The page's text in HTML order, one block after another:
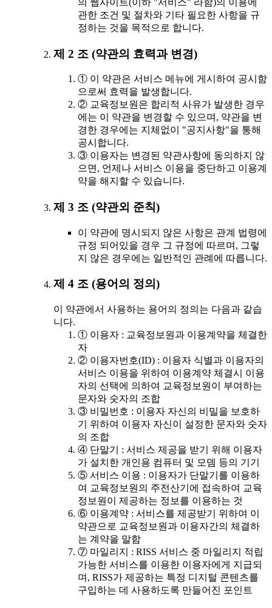
관한 조건 및 절차와 기타 필요한 사항을 규
정하는 것을 목적으로 합니다.
제 2 조 (약관의 효력과 변경)
① 이 약관은 서비스 메뉴에 게시하여 공시함
으로써 효력을 발생합니다.
② 교육정보원은 합리적 사유가 발생한 경우
에는 이 약관을 변경할 수 있으며, 약관을 변
경한 경우에는 지체없이 "공지사항"을 통해
공시합니다.
③ 이용자는 변경된 약관사항에 동의하지 않
으면, 언제나 서비스 이용을 중단하고 이용계
약을 해지할 수 있습니다.
제 3 조 (약관외 준칙)
이 약관에 명시되지 않은 사항은 관계 법령에
규정 되어있을 경우 그 규정에 따르며, 그렇
지 않은 경우에는 일반적인 관례에 따릅니다.
제 4 조 (용어의 정의)
이 약관에서 사용하는 용어의 정의는 다음과 같습
니다.
① 이용자 : 교육정보원과 이용계약을 체결한
자
② 이용자번호(ID) : 이용자 식별과 이용자의
서비스 이용을 위하여 이용계약 체결시 이용
자의 선택에 의하여 교육정보원이 부여하는
문자와 숫자의 조합
③ 비밀번호 : 이용자 자신의 비밀을 보호하
기 위하여 이용자 자신이 설정한 문자와 숫자
의 조합
④ 단말기 : 서비스 제공을 받기 위해 이용자
가 설치한 개인용 컴퓨터 및 모뎀 등의 기기
⑤ 서비스 이용 : 이용자가 단말기를 이용하
여 교육정보원의 주전산기에 접속하여 교육
정보원이 제공하는 정보를 이용하는 것
⑥ 이용계약 : 서비스를 제공받기 위하여 이
약관으로 교육정보원과 이용자간의 체결하
는 계약을 말함
⑦ 마일리지 : RISS 서비스 중 마일리지 적립
가능한 서비스를 이용한 이용자에게 지급되
며, RISS가 제공하는 특정 디지털 콘텐츠를
구입하는 데 사용하도록 만들어진 포인트